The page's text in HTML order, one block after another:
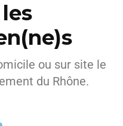
ou sur site le
du Rhône.